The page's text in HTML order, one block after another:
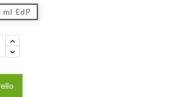
ml EdP